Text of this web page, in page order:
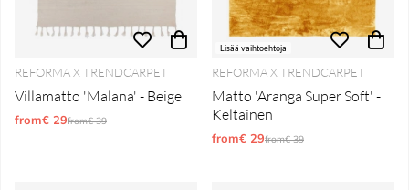
REFORMA X TRENDCARPET
Villamatto 'Malana' - Beige
from€ 29Normaali hinta
from€ 39
Lisää vaihtoehtoja
REFORMA X TRENDCARPET
Matto 'Aranga Super Soft' -
Keltainen
from€ 29Normaali hinta
from€ 39